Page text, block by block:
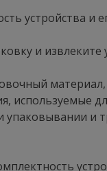
устройства и
и извлеките
используемые
упаковывании и